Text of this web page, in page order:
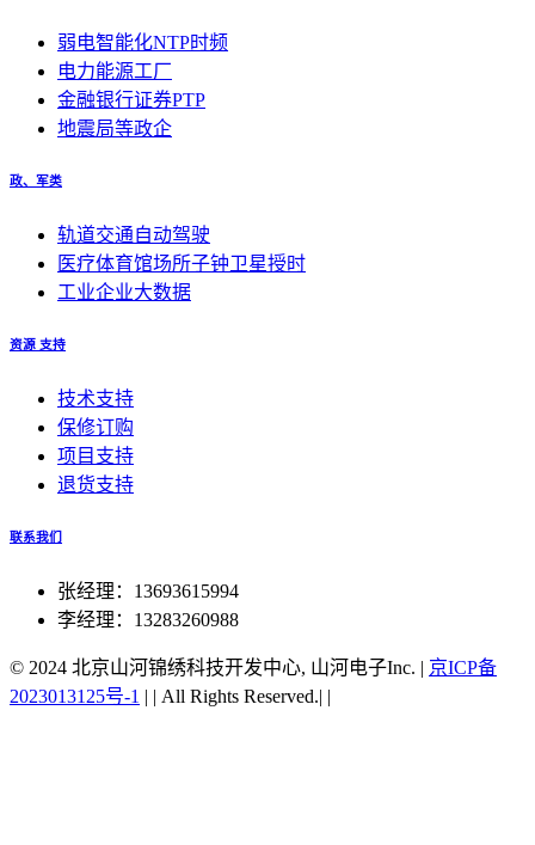
弱电智能化NTP时频
电力能源工厂
金融银行证券PTP
地震局等政企
政、军类
轨道交通自动驾驶
医疗体育馆场所子钟卫星授时
工业企业大数据
资源 支持
技术支持
保修订购
项目支持
退货支持
联系我们
张经理：13693615994
李经理：13283260988
© 2024 北京山河锦绣科技开发中心, 山河电子Inc. | 京ICP备
2023013125号-1 | | All Rights Reserved.| |